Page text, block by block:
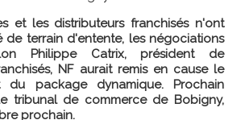
et les distributeurs franchisés n'ont
de terrain d'entente, les négociations
Philippe Catrix, président de
NF aurait remis en cause le
du package dynamique. Prochain
tribunal de commerce de Bobigny,
prochain.